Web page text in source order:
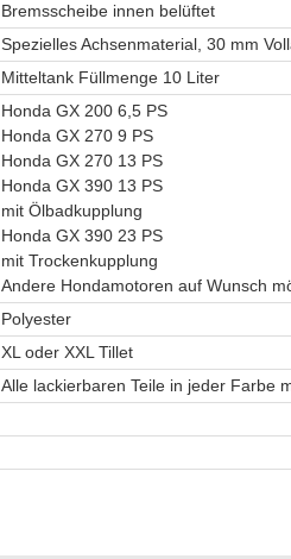
Bremsscheibe innen belüftet
Spezielles Achsenmaterial, 30 mm
Mitteltank Füllmenge 10 Liter
Honda GX 200 6,5 PS
Honda GX 270 9 PS
Honda GX 270 13 PS
Honda GX 390 13 PS
mit Ölbadkupplung
Honda GX 390 23 PS
mit Trockenkupplung
Andere Hondamotoren auf Wunsch
Polyester
XL oder XXL Tillet
Alle lackierbaren Teile in jeder Farbe